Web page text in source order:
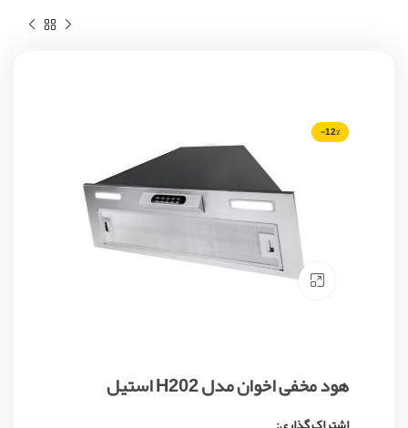
-12%
Click to enlarge
هود مخفی اخوان مدل H202 استیل